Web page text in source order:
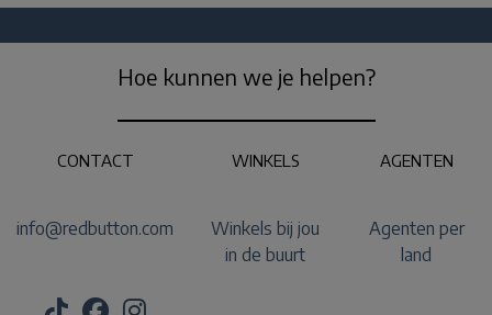
Hoe kunnen we je helpen?
CONTACT
info@redbutton.com
WINKELS
Winkels bij jou
in de buurt
AGENTEN
Agenten per
land